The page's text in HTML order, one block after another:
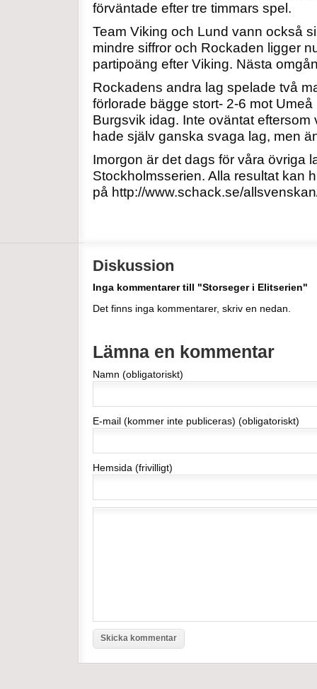
förväntade efter tre timmars spel.
Team Viking och Lund vann också
mindre siffror och Rockaden ligger
partipoäng efter Viking. Nästa
Rockadens andra lag spelade två
förlorade bägge stort- 2-6 mot
Burgsvik idag. Inte oväntat eftersom
hade själv ganska svaga lag, men
Imorgon är det dags för våra övriga
Stockholmsserien. Alla resultat kan
på http://www.schack.se/
Diskussion
Inga kommentarer till "Storseger i Elitserien"
Det finns inga kommentarer, skriv en nedan.
Lämna en kommentar
Namn (obligatoriskt)
E-mail (kommer inte publiceras) (obligatoriskt)
Hemsida (frivilligt)